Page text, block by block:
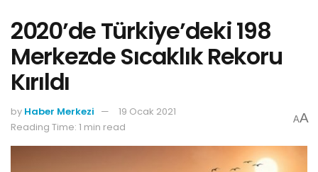
2020’de Türkiye’deki 198
Merkezde Sıcaklık Rekoru
Kırıldı
by Haber Merkezi
19 Ocak 2021
Reading Time: 1 min read
AA